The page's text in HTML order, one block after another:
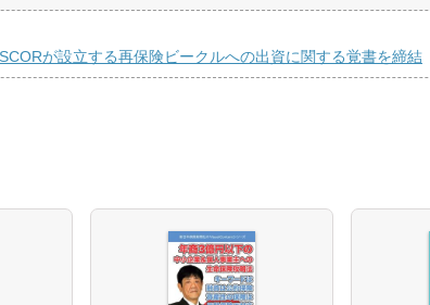
が設立する再保険ビークルへの出資に関する覚書を締結